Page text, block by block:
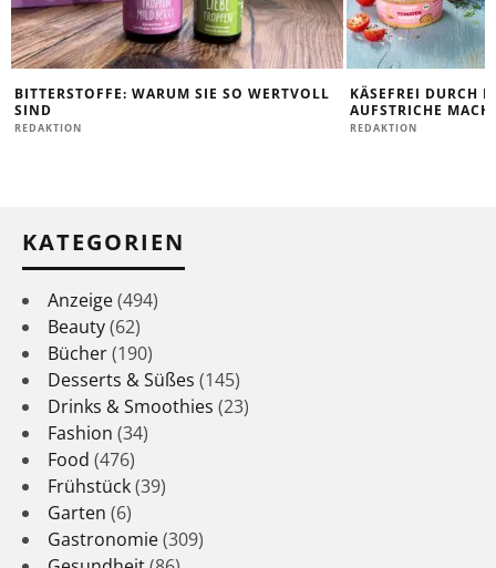
BITTERSTOFFE: WARUM SIE SO WERTVOLL
SIND
REDAKTION
KÄSEFREI DURCH
AUFSTRICHE
REDAKTION
KATEGORIEN
Anzeige(494)
Beauty(62)
Bücher(190)
Desserts & Süßes (145)
Drinks & Smoothies (23)
Fashion (34)
Food (476)
Frühstück(39)
Garten (6)
Gastronomie(309)